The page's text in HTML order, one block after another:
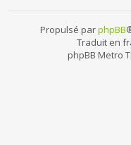
Propulsé parphpBB
Traduit en
phpBB Metro